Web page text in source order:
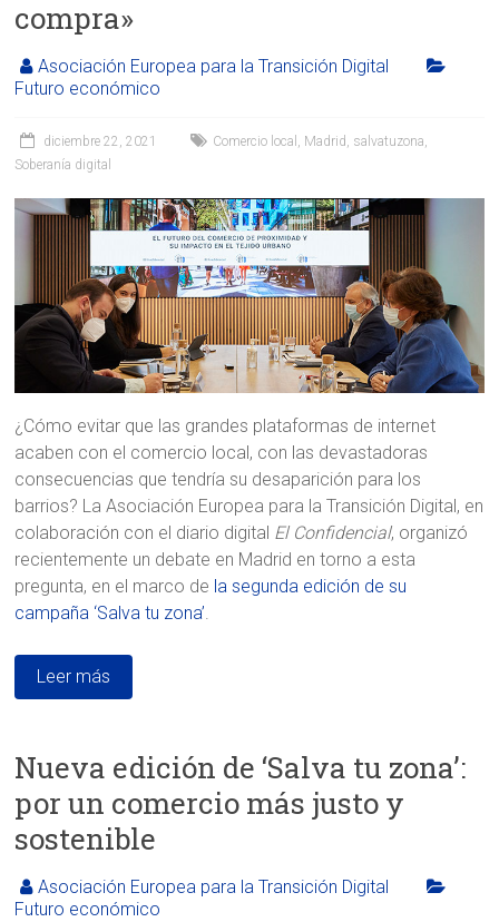
compra»
Asociación Europea para la Transición Digital
Futuro económico
diciembre 22, 2021 Comercio local Madrid salvatuzona
Soberanía digital
¿Cómo evitar que las grandes plataformas de internet
acaben con el comercio local, con las devastadoras
consecuencias que tendría su desaparición para los
barrios? La Asociación Europea para la Transición Digital, en
colaboración con el diario digital El Confidencial, organizó
recientemente un debate en Madrid en torno a esta
pregunta, en el marco de la segunda edición de su
campaña ‘Salva tu zona’.
Leer más
Nueva edición de ‘Salva tu zona’:
por un comercio más justo y
sostenible
Asociación Europea para la Transición Digital
Futuro económico